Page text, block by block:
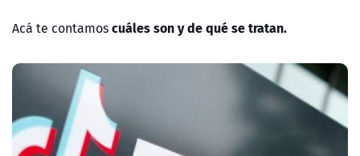
Acá te contamoscuáles son y de qué se tratan.